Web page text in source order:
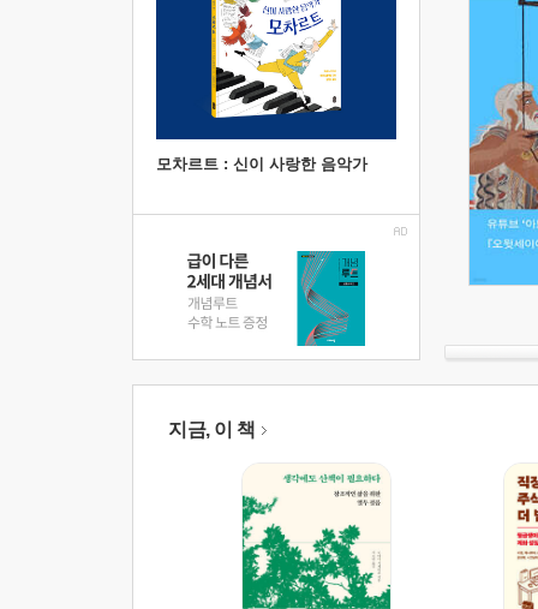
모차르트 : 신이 사랑한 음악가
지금, 이 책